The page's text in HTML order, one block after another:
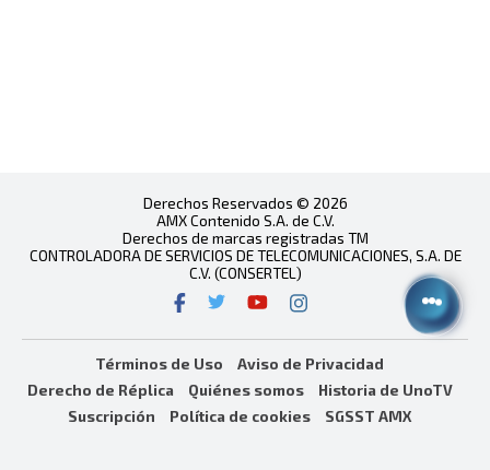
Derechos Reservados © 2026
AMX Contenido S.A. de C.V.
Derechos de marcas registradas TM
CONTROLADORA DE SERVICIOS DE TELECOMUNICACIONES, S.A. DE
C.V. (CONSERTEL)
Términos de Uso
Aviso de Privacidad
Derecho de Réplica
Quiénes somos
Historia de UnoTV
Suscripción
Política de cookies SGSST AMX